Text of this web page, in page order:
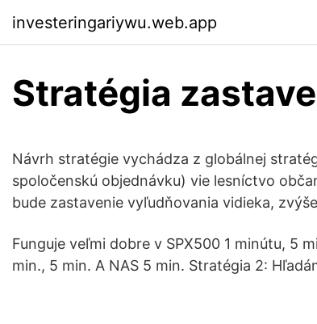
investeringariywu.web.app
Stratégia
Návrh stratégie vychádza z globálnej
spoločenskú objednávku) vie lesníctvo
bude zastavenie vyľudňovania vidieka,
Funguje veľmi dobre v SPX500 1 minútu, 5
min., 5 min. A NAS 5 min. Stratégia 2: